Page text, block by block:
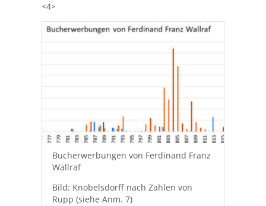
<4>
Bucherwerbungen von Ferdinand Franz
Wallraf
Bild: Knobelsdorff nach Zahlen von
Rupp (siehe Anm. 7)